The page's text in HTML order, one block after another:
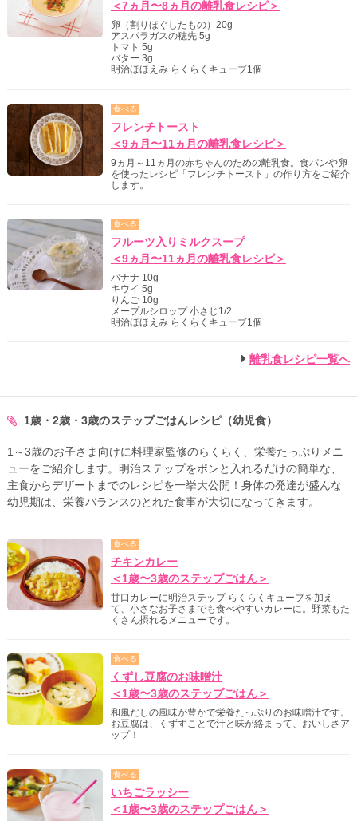
＜7ヵ月〜8ヵ月の離乳食レシピ＞
卵（割りほぐしたもの）20g
アスパラガスの穂先 5g
トマト 5g
バター 3g
明治ほほえみ らくらくキューブ1個
食べる
フレンチトースト
＜9ヵ月〜11ヵ月の離乳食レシピ＞
9ヵ月～11ヵ月の赤ちゃんのための離乳食。食パンや卵
を使ったレシピ「フレンチトースト」の作り方をご紹介
します。
食べる
フルーツ入りミルクスープ
＜9ヵ月〜11ヵ月の離乳食レシピ＞
バナナ 10g
キウイ 5g
りんご 10g
メープルシロップ 小さじ1/2
明治ほほえみ らくらくキューブ1個
離乳食レシピ一覧へ
1歳・2歳・3歳のステップごはんレシピ（幼児食）
1～3歳のお子さま向けに料理家監修のらくらく、栄養たっぷりメニ
ューをご紹介します。明治ステップをポンと入れるだけの簡単な、
主食からデザートまでのレシピを一挙大公開！身体の発達が盛んな
幼児期は、栄養バランスのとれた食事が大切になってきます。
食べる
チキンカレー
＜1歳〜3歳のステップごはん＞
甘口カレーに明治ステップ らくらくキューブを加え
て、小さなお子さまでも食べやすいカレーに。野菜もた
くさん摂れるメニューです。
食べる
くずし豆腐のお味噌汁
＜1歳〜3歳のステップごはん＞
和風だしの風味が豊かで栄養たっぷりのお味噌汁です。
お豆腐は、くずすことで汁と味が絡まって、おいしさア
ップ！
食べる
いちごラッシー
＜1歳〜3歳のステップごはん＞